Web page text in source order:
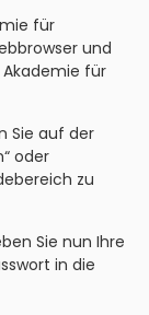
für
und
für
Sie auf der
oder
zu
Sie nun Ihre
in die